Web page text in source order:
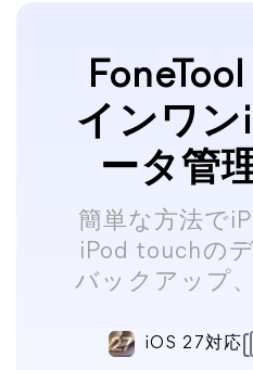
インワン
ータ管
簡単な方法で
iPod touchの
バックアップ
iOS 27対応